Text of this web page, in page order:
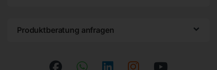
Produktberatung anfragen